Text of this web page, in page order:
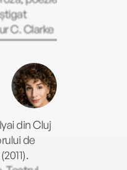
C. Clarke
la
Hulu),
Booker
din Cluj
de